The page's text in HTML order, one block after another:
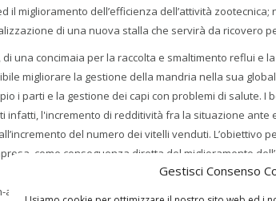
Gestisci Consenso
il miglioramento dell’efficienza dell’attività zootecnica;
di una nuova stalla che servirà da ricovero
una concimaia per la raccolta e smaltimento reflui e
migliorare la gestione della mandria nella sua
i parti e la gestione dei capi con problemi di salute. I
l'incremento di redditività fra la situazione ante
del numero dei vitelli venduti. L’obiettivo
come conseguenza diretta del miglioramento
policy/rural-development_it